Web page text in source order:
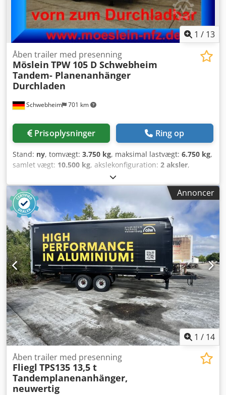
1 / 13
Schwebheim 701 km
Åben trailer med presenning
Möslein TPW 105 D Schwebheim
Tandem- Planenanhänger
Durchladen
Prisoplysninger Ring op
Stand: ny, tomvægt: 3.750 kg, maksimal lastvægt: 6.750 kg,
samlet vægt: 10.500 kg, akslekonfiguration: 2 aksler,
7.230 mm, læsningsbredde:
lastepladshøjde:2.630 mm, lastepladsvolumen:47 m³,
affjedring:luft , dækstørrelse:
, akselafstand:
990 mm, farve: anden, geartype: anden
forhjulsdækstørrelse:245 / 70 R 17,5,
bagdækseldimension:
245 / 70 R 17,5, førerhus:anden
emissionsklasse:ingen , brændstof: biodiesel , Udstyr:ABS,
trykluftbremse, Foran med portdøre til gennemlastning,
bagtil også med portdøre, 27 mm filmfinérbund, 5 rækker
alu-V-lister, 7 par surringsøjer på ladfladen, yderramme
med surringshuller, læssehøjde ca. 1.050 mm,
konturmarkering i henhold til ECE R 048-forskriften, foran
med 2 stk. støtteben med 2-trins gear, BPW-aksler, lejepris
fra 680 € pr. måned. -- Trykfejl, ændringer og forbehold
tages, illustrerende billeder -- Flere oplysninger på: !, More
Details: ! Dedpfozrqgpjx Aggsck
Annoncer
1 / 14
Åben trailer med presenning
Fliegl TPS135 13,5 t
Tandemplanenanhänger,
neuwertig